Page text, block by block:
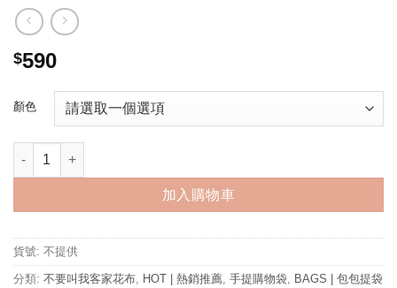
$590
顏色
環保春捲購物提袋 數量
加入購物車
貨號: 不提供
分類: 不要叫我客家花布 HOT | 熱銷推薦 手提購物袋 BAGS | 包包提袋